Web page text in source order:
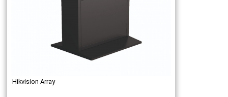
Hikvision Array